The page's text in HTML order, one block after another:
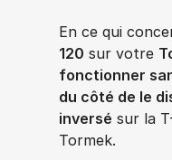
En ce qui
120 sur votre
fonctionner
du côté de le
inversé sur la
Tormek.